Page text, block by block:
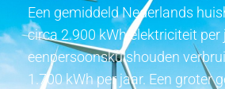
Een gemiddeld Nederlands
circa 2.900 kWh elektriciteit per
eenpersoonskuishouden
1.700 kWh per jaar. Een groter